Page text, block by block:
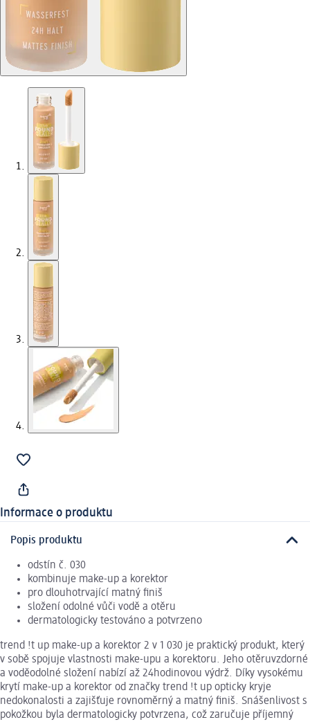
Informace o produktu
Popis produktu
odstín č. 030
kombinuje make-up a korektor
pro dlouhotrvající matný finiš
složení odolné vůči vodě a otěru
dermatologicky testováno a potvrzeno
trend !t up make-up a korektor 2 v 1 030 je praktický produkt, který
v sobě spojuje vlastnosti make-upu a korektoru. Jeho otěruvzdorné
a voděodolné složení nabízí až 24hodinovou výdrž. Díky vysokému
krytí make-up a korektor od značky trend !t up opticky kryje
nedokonalosti a zajišťuje rovnoměrný a matný finiš. Snášenlivost s
pokožkou byla dermatologicky potvrzena, což zaručuje příjemný